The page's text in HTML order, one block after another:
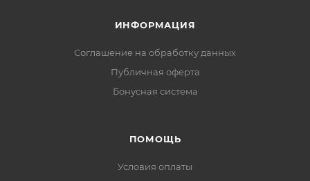
ИНФОРМАЦИЯ
Соглашение на обработку данных
Публичная оферта
Бонусная система
ПОМОЩЬ
Условия оплаты